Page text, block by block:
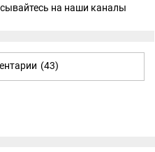
на наши каналы
(43)